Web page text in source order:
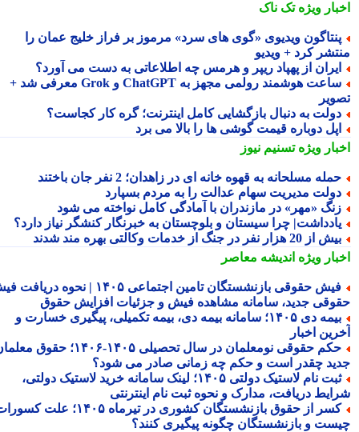
ویژهتک ناک
ویدیوی «گوی های سرد» مرموز بر فراز خلیج عمان را
کرد + ویدیو
از پهپاد ریپر و هرمس چه اطلاعاتی به دست می آورد؟
ساعت هوشمند رولمی مجهز به ChatGPT و Grok معرفی شد +
به دنبال بازگشایی کامل اینترنت؛ گره کار کجاست؟
دوباره قیمت گوشی ها را بالا می برد
ویژهتسنیم نیوز
مسلحانه به قهوه خانه ای در زاهدان؛ 2 نفر جان باختند
مدیریت سهام عدالت را به مردم بسپارد
«مهر» در مازندران با آمادگی کامل نواخته می شود
چرا سیستان و بلوچستان به خبرنگار کنشگر نیاز دارد؟
20 هزار نفر در جنگ از خدمات وکالتی بهره مند شدند
ویژهاندیشه معاصر
فیش حقوقی بازنشستگان تامین اجتماعی ۱۴۰۵ | نحوه دریافت فیش
جدید، سامانه مشاهده فیش و جزئیات افزایش حقوق
بیمه دی ۱۴۰۵؛ سامانه بیمه دی، بیمه تکمیلی، پیگیری خسارت و
اخبار
حکم حقوقی نومعلمان در سال تحصیلی ۱۴۰۵-۱۴۰۶؛ حقوق معلمان
چقدر است و حکم چه زمانی صادر می شود؟
ثبت نام لاستیک دولتی ۱۴۰۵؛ لینک سامانه خرید لاستیک دولتی،
دریافت، مدارک و نحوه ثبت نام اینترنتی
کسر از حقوق بازنشستگان کشوری در تیرماه ۱۴۰۵؛ علت کسورات
و بازنشستگان چگونه پیگیری کنند؟